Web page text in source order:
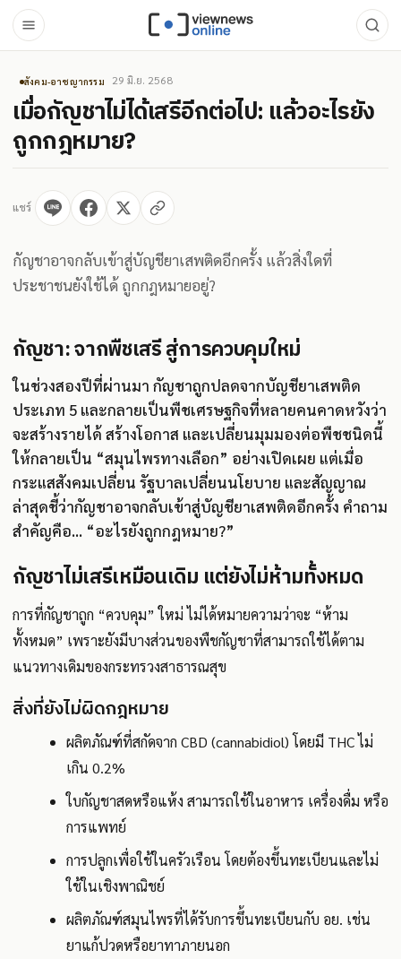
สังคม-อาชญากรรม 29 มิ.ย. 2568
เมื่อกัญชาไม่ได้เสรีอีกต่อไป: แล้วอะไรยัง
ถูกกฎหมาย?
แชร์
กัญชาอาจกลับเข้าสู่บัญชียาเสพติดอีกครั้ง แล้วสิ่งใดที่
ประชาชนยังใช้ได้ ถูกกฎหมายอยู่?
กัญชา: จากพืชเสรี สู่การควบคุมใหม่
ในช่วงสองปีที่ผ่านมา กัญชาถูกปลดจากบัญชียาเสพติด
ประเภท 5 และกลายเป็นพืชเศรษฐกิจที่หลายคนคาดหวังว่า
จะสร้างรายได้ สร้างโอกาส และเปลี่ยนมุมมองต่อพืชชนิดนี้
ให้กลายเป็น “สมุนไพรทางเลือก” อย่างเปิดเผย แต่เมื่อ
กระแสสังคมเปลี่ยน รัฐบาลเปลี่ยนนโยบาย และสัญญาณ
ล่าสุดชี้ว่ากัญชาอาจกลับเข้าสู่บัญชียาเสพติดอีกครั้ง คำถาม
สำคัญคือ... “อะไรยังถูกกฎหมาย?”
กัญชาไม่เสรีเหมือนเดิม แต่ยังไม่ห้ามทั้งหมด
การที่กัญชาถูก “ควบคุม” ใหม่ ไม่ได้หมายความว่าจะ “ห้าม
ทั้งหมด” เพราะยังมีบางส่วนของพืชกัญชาที่สามารถใช้ได้ตาม
แนวทางเดิมของกระทรวงสาธารณสุข
สิ่งที่ยังไม่ผิดกฎหมาย
ผลิตภัณฑ์ที่สกัดจาก CBD (cannabidiol) โดยมี THC ไม่
เกิน 0.2%
ใบกัญชาสดหรือแห้ง สามารถใช้ในอาหาร เครื่องดื่ม หรือ
การแพทย์
การปลูกเพื่อใช้ในครัวเรือน โดยต้องขึ้นทะเบียนและไม่
ใช้ในเชิงพาณิชย์
ผลิตภัณฑ์สมุนไพรที่ได้รับการขึ้นทะเบียนกับ อย. เช่น
ยาแก้ปวดหรือยาทาภายนอก